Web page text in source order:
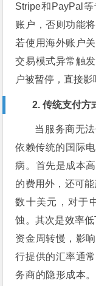
Stripe和PayPal
账户，否则功能
若使用海外账户
交易模式异常触
户被暂停，直接影
2. 传统支付方
当服务商无
依赖传统的国际
病。首先是成本
的费用外，还可
数十美元，对于
蚀。其次是效率
资金周转慢，影
行提供的汇率通
务商的隐形成本